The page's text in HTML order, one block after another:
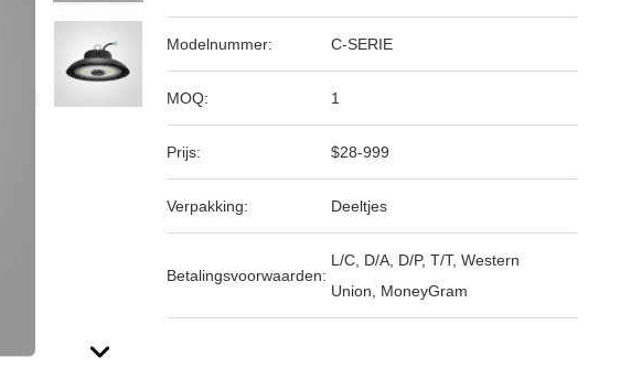
Modelnummer: C-SERIE
MOQ: 1
Prijs: $28-999
Verpakking: Deeltjes
Betalingsvoorwaarden:
L/C, D/A, D/P, T/T, Western
Union, MoneyGram